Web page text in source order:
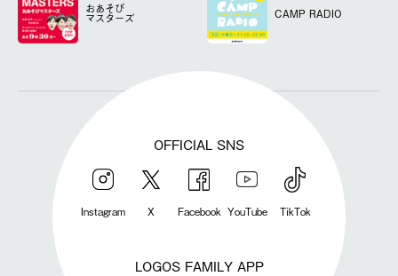
おあそび
マスターズ CAMP RADIO
OFFICIAL SNS
Instagram X Facebook YouTube TikTok
LOGOS FAMILY APP